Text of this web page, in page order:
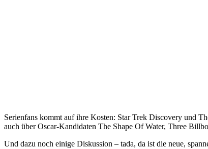
Serienfans kommt auf ihre Kosten: Star Trek Discovery und
auch über Oscar-Kandidaten The Shape Of Water, Three
Und dazu noch einige Diskussion – tada, da ist die neue,